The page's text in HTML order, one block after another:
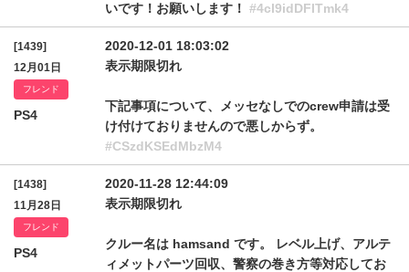
いです！お願いします！ #4cl9idDFlTmk4
[1439]
12月01日
フレンド
PS4
2020-12-01 18:03:02
表示期限切れ
下記事項について、メッセなしでのcrew申請は受
け付けておりませんので悪しからず。
#CSzdKSEdMbzM4
[1438]
11月28日
フレンド
PS4
2020-11-28 12:44:09
表示期限切れ
クルー名は hamsand です。 レベル上げ、アルテ
ィメットパーツ回収、警察の巻き方等対応してお